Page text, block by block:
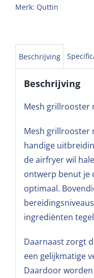
Merk: Quttin
Beschrijving
Beschrijving
Mesh grillrooster
Mesh grillrooster
handige
de airfryer wil
ontwerp benut je
optimaal.
ingrediënten
Daarnaast zorgt
een gelijkmatige
Daardoor